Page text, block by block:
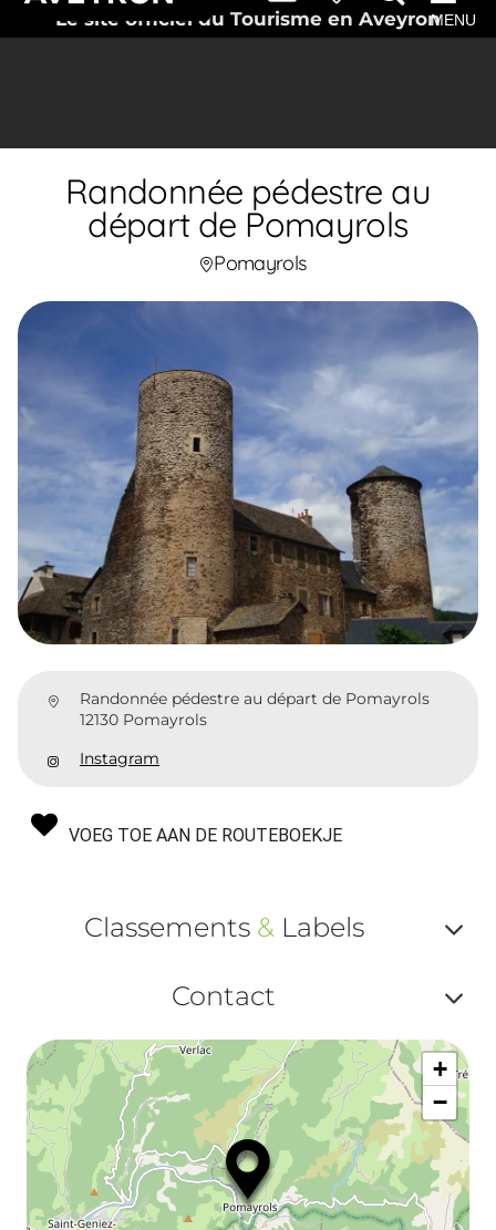
Le site officiel du Tourisme en AveyronMENU
Randonnée pédestre au
départ de Pomayrols
Pomayrols
Randonnée pédestre au départ de Pomayrols
12130 Pomayrols
Instagram
VOEG TOE AAN DE ROUTEBOEKJE
Classements &Labels
ou
Contact
ou
+
−